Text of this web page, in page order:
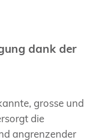
dank der
grosse und
die
angrenzender